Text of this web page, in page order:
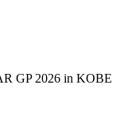
GP 2026 in KOBE